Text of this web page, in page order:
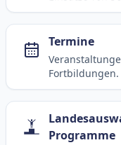
Termine
Fortbildungen.
Programme